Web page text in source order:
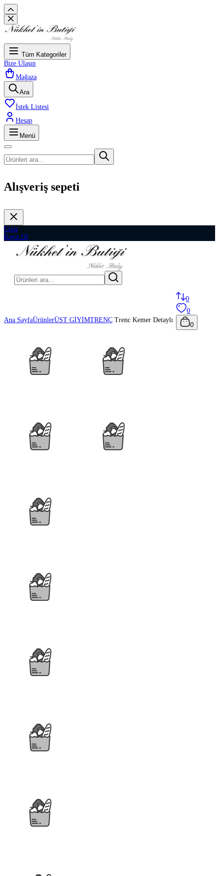
Tüm Kategoriler
Bize Ulaşın
Mağaza
Ara
İstek Listesi
Hesap
Menü
Alışveriş sepeti
Giriş
Kayıt Ol
0
0
0
Ana SayfaÜrünlerÜST GİYİMTRENÇ Trenc Kemer Detaylı